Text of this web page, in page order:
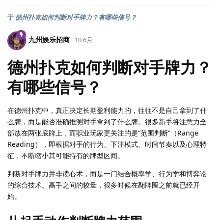
于 德州扑克如何判断对手牌力？有哪些信号？
九州娱乐招商 10 6月
德州扑克如何判断对手牌力？
有哪些信号？
在德州扑克中，真正决定长期盈利能力的，往往不是自己拿到了什
么牌，而是能否准确推测对手拿到了什么牌。很多新手将注意力全
部放在两张底牌上，而职业玩家更关注的是“范围判断”（Range
Reading），即根据对手的行为、下注模式、时间节奏以及心理特
征，不断缩小其可能持有的牌型区间。
判断对手牌力并非读心术，而是一门结合概率学、行为学和博弈论
的综合技术。高手之间的较量，很多时候在翻牌圈之前就已经开
始。